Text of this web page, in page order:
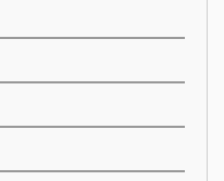
page